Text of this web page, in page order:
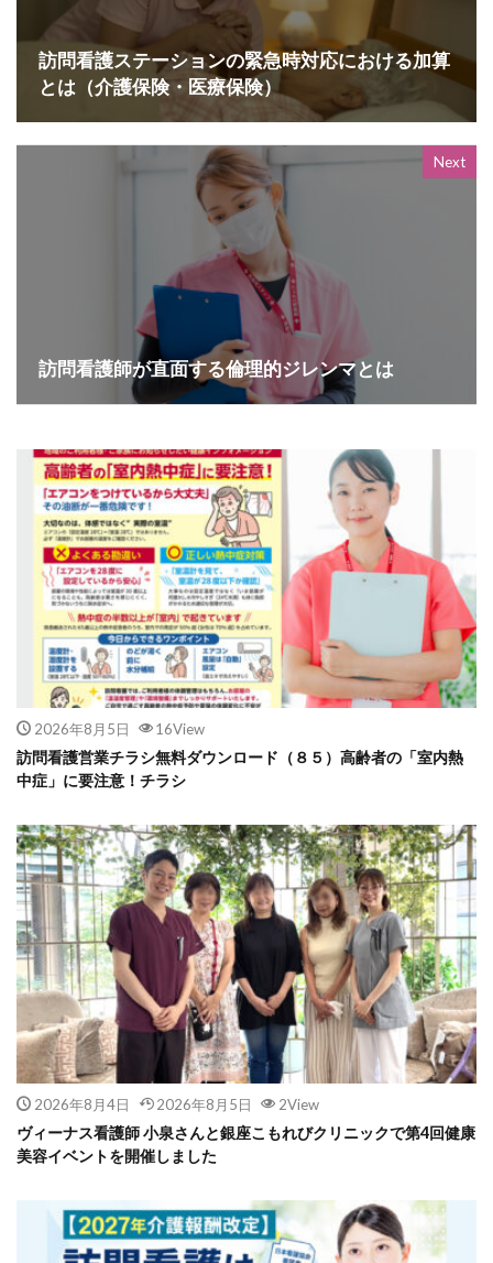
訪問看護ステーションの緊急時対応における加算
とは（介護保険・医療保険）
Next
訪問看護師が直面する倫理的ジレンマとは
2026年8月5日 16View
訪問看護営業チラシ無料ダウンロード（８５）高齢者の「室内熱
中症」に要注意！チラシ
2026年8月4日 2026年8月5日 2View
ヴィーナス看護師 小泉さんと銀座こもれびクリニックで第4回健康
美容イベントを開催しました